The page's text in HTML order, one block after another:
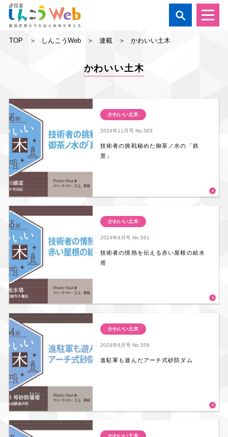

TOP しんこうWeb 連載 かわいい土木
かわいい土木
かわいい土木
2024年11月号No.563
技術者の挑戦秘めた御茶ノ水の「鉄
景」
かわいい土木
2024年9月号No.561
技術者の情熱を伝える赤い屋根の給水
塔
かわいい土木
2024年6月号No.559
進駐軍も遊んだアーチ式砂防ダム